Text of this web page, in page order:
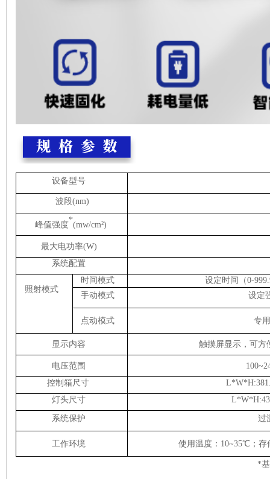
设备型号
波段(nm)
峰值强度
*
(mw/cm²)
最大电功率(W)
系统配置
照射模式
时间模式
设定时间（0-
手动模式
设定
点动模式 专
显示内容 触摸屏显示，可方
电压范围
控制箱尺寸
灯头尺寸
系统保护 过
工作环境 使用温度：10~35℃；存
*